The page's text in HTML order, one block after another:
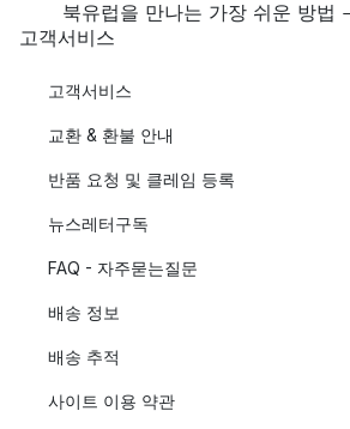
북유럽을 만나는 가장 쉬운 방법
고객서비스
고객서비스
교환 & 환불 안내
반품 요청 및 클레임 등록
뉴스레터구독
FAQ - 자주묻는질문
배송 정보
배송 추적
사이트 이용 약관